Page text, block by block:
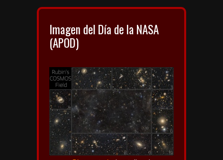
Imagen del Día de la NASA
(APOD)